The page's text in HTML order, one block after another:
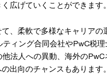
広げていくことができます。
、柔軟で多様なキャリアの
ィング合同会社やPwC税理
法人への異動、海外のPwC
出向のチャンスもあります。